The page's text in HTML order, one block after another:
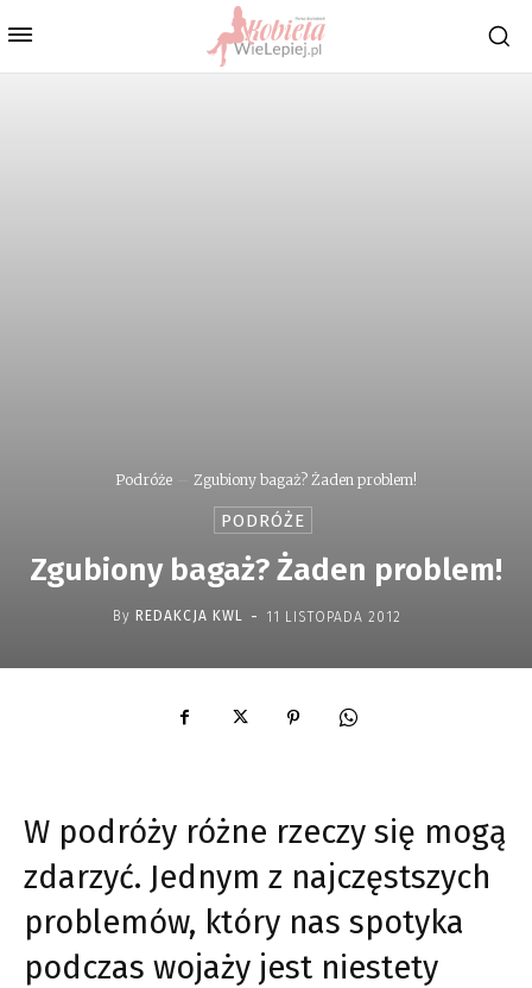
Podróże Zgubiony bagaż? Żaden problem!
PODRÓŻE
Zgubiony bagaż? Żaden problem!
By REDAKCJA KWL - 11 LISTOPADA 2012
W podróży różne rzeczy się mogą
zdarzyć. Jednym z najczęstszych
problemów, który nas spotyka
podczas wojaży jest niestety